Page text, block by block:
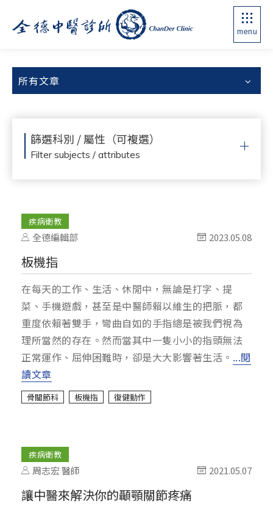
menu
所有文章
篩選科別 / 屬性（可複選）
Filter subjects / attributes
疾病衛教
全德編輯部 2023.05.08
板機指
在每天的工作、生活、休閒中，無論是打字、提
菜、手機遊戲，甚至是中醫師賴以維生的把脈，都
重度依賴著雙手，彎曲自如的手指總是被我們視為
理所當然的存在。然而當其中一隻小小的指頭無法
正常運作、屈伸困難時，卻是大大影響著生活。 ...閱
讀文章
骨關節科 板機指 復健動作
疾病衛教
周志宏 醫師 2021.05.07
讓中醫來解決你的顳顎關節疼痛